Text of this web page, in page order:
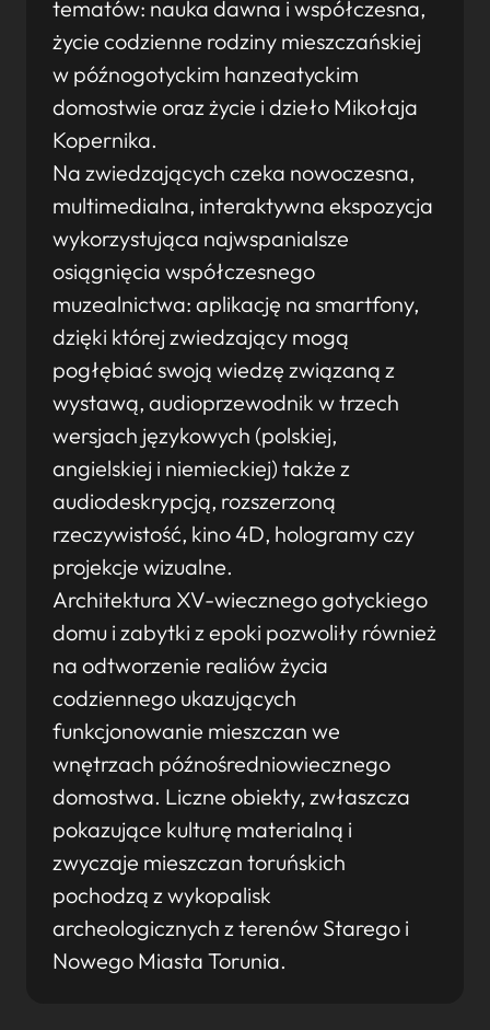
tematów: nauka dawna i współczesna,
życie codzienne rodziny mieszczańskiej
w późnogotyckim hanzeatyckim
domostwie oraz życie i dzieło Mikołaja
Kopernika.
Na zwiedzających czeka nowoczesna,
multimedialna, interaktywna ekspozycja
wykorzystująca najwspanialsze
osiągnięcia współczesnego
muzealnictwa: aplikację na smartfony,
dzięki której zwiedzający mogą
pogłębiać swoją wiedzę związaną z
wystawą, audioprzewodnik w trzech
wersjach językowych (polskiej,
angielskiej i niemieckiej) także z
audiodeskrypcją, rozszerzoną
rzeczywistość, kino 4D, hologramy czy
projekcje wizualne.
Architektura XV-wiecznego gotyckiego
domu i zabytki z epoki pozwoliły również
na odtworzenie realiów życia
codziennego ukazujących
funkcjonowanie mieszczan we
wnętrzach późnośredniowiecznego
domostwa. Liczne obiekty, zwłaszcza
pokazujące kulturę materialną i
zwyczaje mieszczan toruńskich
pochodzą z wykopalisk
archeologicznych z terenów Starego i
Nowego Miasta Torunia.